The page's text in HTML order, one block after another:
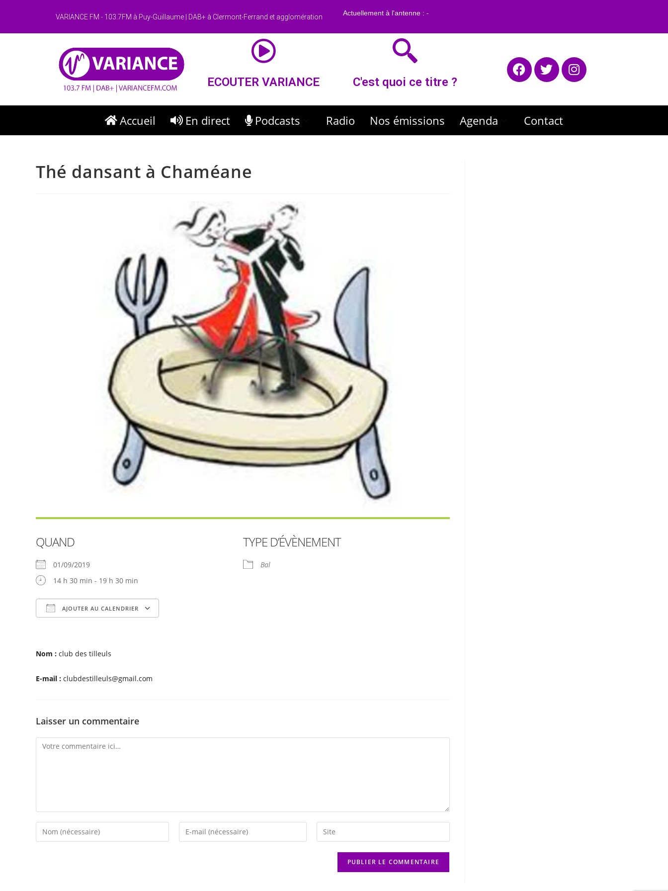
VARIANCE FM - 103.7FM à Puy-Guillaume | DAB+ à Clermont-Ferrand et agglomération
ECOUTER VARIANCE C'est quoi ce titre ?
Accueil En direct Podcasts Radio Nos émissions Agenda Contact
Thé dansant à Chaméane
QUAND
01/09/2019
14 h 30 min - 19 h 30 min
AJOUTER AU CALENDRIER
TYPE D’ÉVÈNEMENT
Bal
Nom : club des tilleuls
E-mail : clubdestilleuls@gmail.com
Laisser un commentaire